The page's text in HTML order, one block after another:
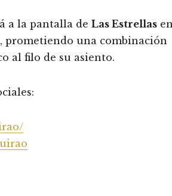
a la pantalla de Las Estrellas
prometiendo una combinación
al filo de su asiento.